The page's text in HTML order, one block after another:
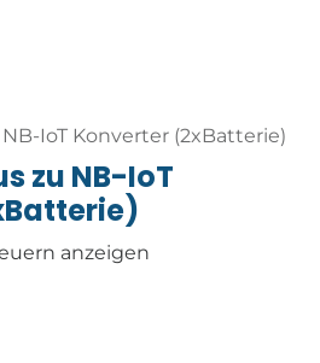
IoT Konverter (2xBatterie)
zu NB-IoT
anzeigen